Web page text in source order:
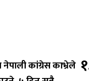
कांग्रेस काभ्रेले